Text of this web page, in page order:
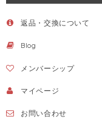
返品・交換について
Blog
メンバーシップ
マイページ
お問い合わせ